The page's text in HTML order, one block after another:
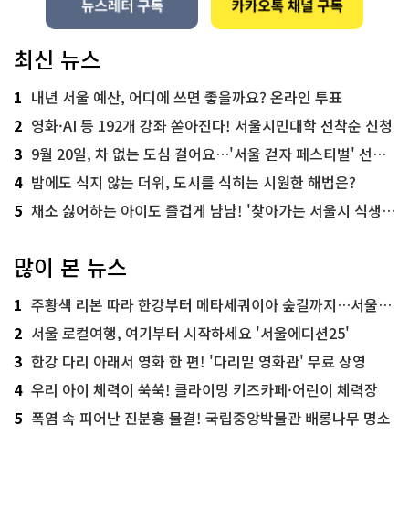
최신 뉴스
1 내년 서울 예산, 어디에 쓰면 좋을까요? 온라인 투표
2 영화·AI 등 192개 강좌 쏟아진다! 서울시민대학 선착순 신청
3 9월 20일, 차 없는 도심 걸어요…'서울 걷자 페스티벌' 선착순 5천명
4 밤에도 식지 않는 더위, 도시를 식히는 시원한 해법은?
5 채소 싫어하는 아이도 즐겁게 냠냠! '찾아가는 서울시 식생활 교육' 현장
많이 본 뉴스
1 주황색 리본 따라 한강부터 메타세쿼이아 숲길까지…서울둘레길 15코스
2 서울 로컬여행, 여기부터 시작하세요 '서울에디션25'
3 한강 다리 아래서 영화 한 편! '다리밑 영화관' 무료 상영
4 우리 아이 체력이 쑥쑥! 클라이밍 키즈카페·어린이 체력장
5 폭염 속 피어난 진분홍 물결! 국립중앙박물관 배롱나무 명소